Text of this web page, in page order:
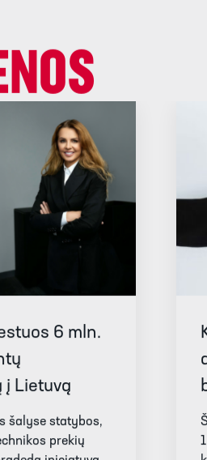
6 mln.
į Lietuvą
šalyse statybos,
prekių